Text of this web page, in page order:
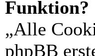
Funktion?
„Alle
phpBB